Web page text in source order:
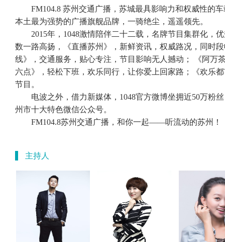
FM104.8 苏州交通广播，苏城最具影响力和权威性的
本土最为强势的广播旗舰品牌，一骑绝尘，遥遥领先。
2015年，1048激情陪伴二十二载，名牌节目集群化，
数一路高扬，《直播苏州》，新鲜资讯，权威路况，同时
线》，交通服务，贴心专注，节目影响无人撼动； 《阿万
六点》，轻松下班，欢乐同行，让你爱上回家路；《欢乐
节目。
电波之外，借力新媒体，1048官方微博坐拥近50万粉
州市十大特色微信公众号。
FM104.8苏州交通广播，和你一起——听流动的苏州！
主持人